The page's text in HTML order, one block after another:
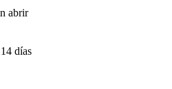
abrir
días